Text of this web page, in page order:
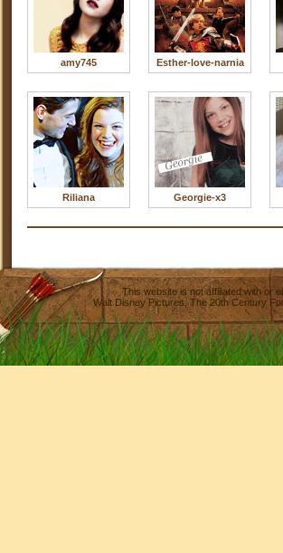
amy745 Esther-love-narnia
Riliana Georgie-x3
This website is not affiliated with or
Walt Disney Pictures,The 20th Century